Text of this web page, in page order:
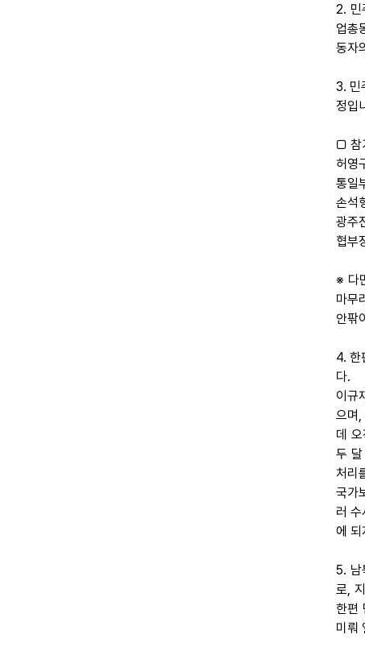
2. 민
업총
동자
3. 민
정입
□ 참
허영
통일
손석
광주
협부
※ 다
마무
안팎
4. 한
다.
이규
으며,
데
두 달
처리
국가
러
에 되
5. 남
로,
한편
미뤄